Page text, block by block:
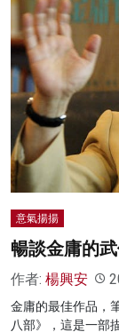
科技
影片
名家榜
灼見活動
關於我們
意氣揚揚
暢談金庸的
作者: 楊興安
金庸的最佳作品，
八部》，這是一部